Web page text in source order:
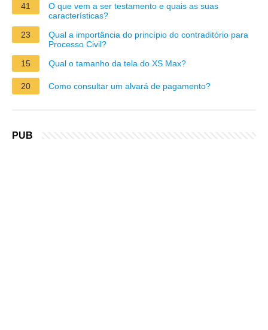
41
O que vem a ser testamento e quais as suas
características?
23
Qual a importância do princípio do contraditório para
Processo Civil?
15
Qual o tamanho da tela do XS Max?
20 Como consultar um alvará de pagamento?
PUB